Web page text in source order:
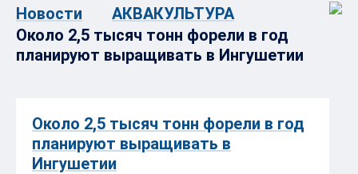
Новости
АКВАКУЛЬТУРА
Около 2,5 тысяч тонн форели в год
планируют выращивать в Ингушетии
Около 2,5 тысяч тонн форели в год
планируют выращивать в
Ингушетии